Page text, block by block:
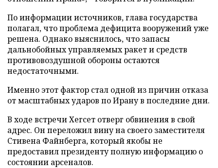
По информации источников, глава государства
полагал, что проблема дефицита вооружений уже
решена. Однако выяснилось, что запасы
дальнобойных управляемых ракет и средств
противовоздушной обороны остаются
недостаточными.
Именно этот фактор стал одной из причин отказа
от масштабных ударов по Ирану в последние дни.
В ходе встречи Хегсет отверг обвинения в свой
адрес. Он переложил вину на своего заместителя
Стивена Файнберга, который якобы не
предоставил президенту полную информацию о
состоянии арсеналов.